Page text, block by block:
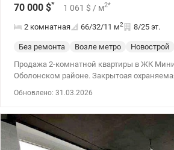
70 000 $* 1 061 $ / м2*
2 комнатная 66/32/11 м2 8/25 эт.
Без ремонта Возле метро Новострой
Продажа 2-комнатной квартиры в ЖК
Оболонском районе. Закрытоая охраняемая территория.
высота потолков 2,70м. Просторный и
раздельный санузел. Квартира находится
повешного дома. Окна выходят на тихую и
Обновлено: 31.03.2026